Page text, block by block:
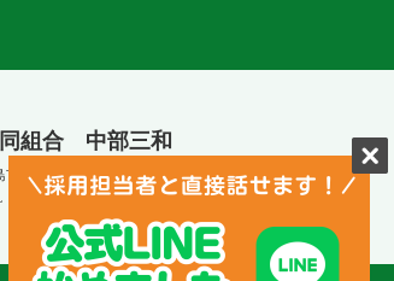
組合 中部三和
市光正寺町131番地
0567‐55‐9570 ／ FAX：0567-55‐9580